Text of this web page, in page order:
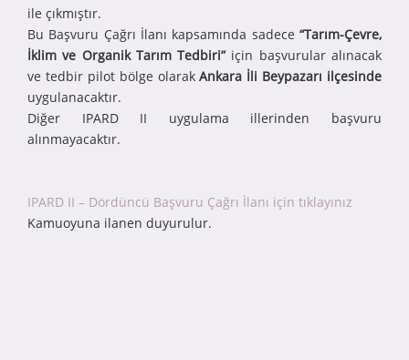
ile çıkmıştır.
Bu Başvuru Çağrı İlanı kapsamında sadece “Tarım-Çevre,
İklim ve Organik Tarım Tedbiri” için başvurular alınacak
ve tedbir pilot bölge olarakAnkara İli Beypazarı ilçesinde
uygulanacaktır.
Diğer IPARD II uygulama illerinden başvuru
alınmayacaktır.
IPARD II – Dördüncü Başvuru Çağrı İlanı için tıklayınız
Kamuoyuna ilanen duyurulur.